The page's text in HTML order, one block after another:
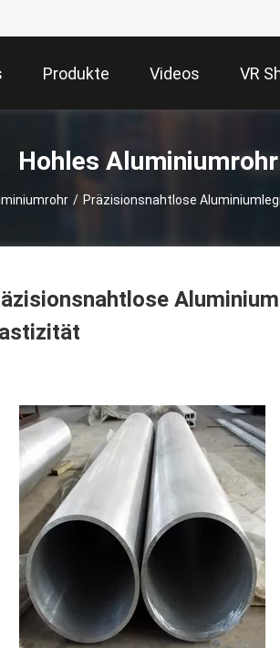
Produkte Videos VR
Hohles
/ Präzisionsnahtlose